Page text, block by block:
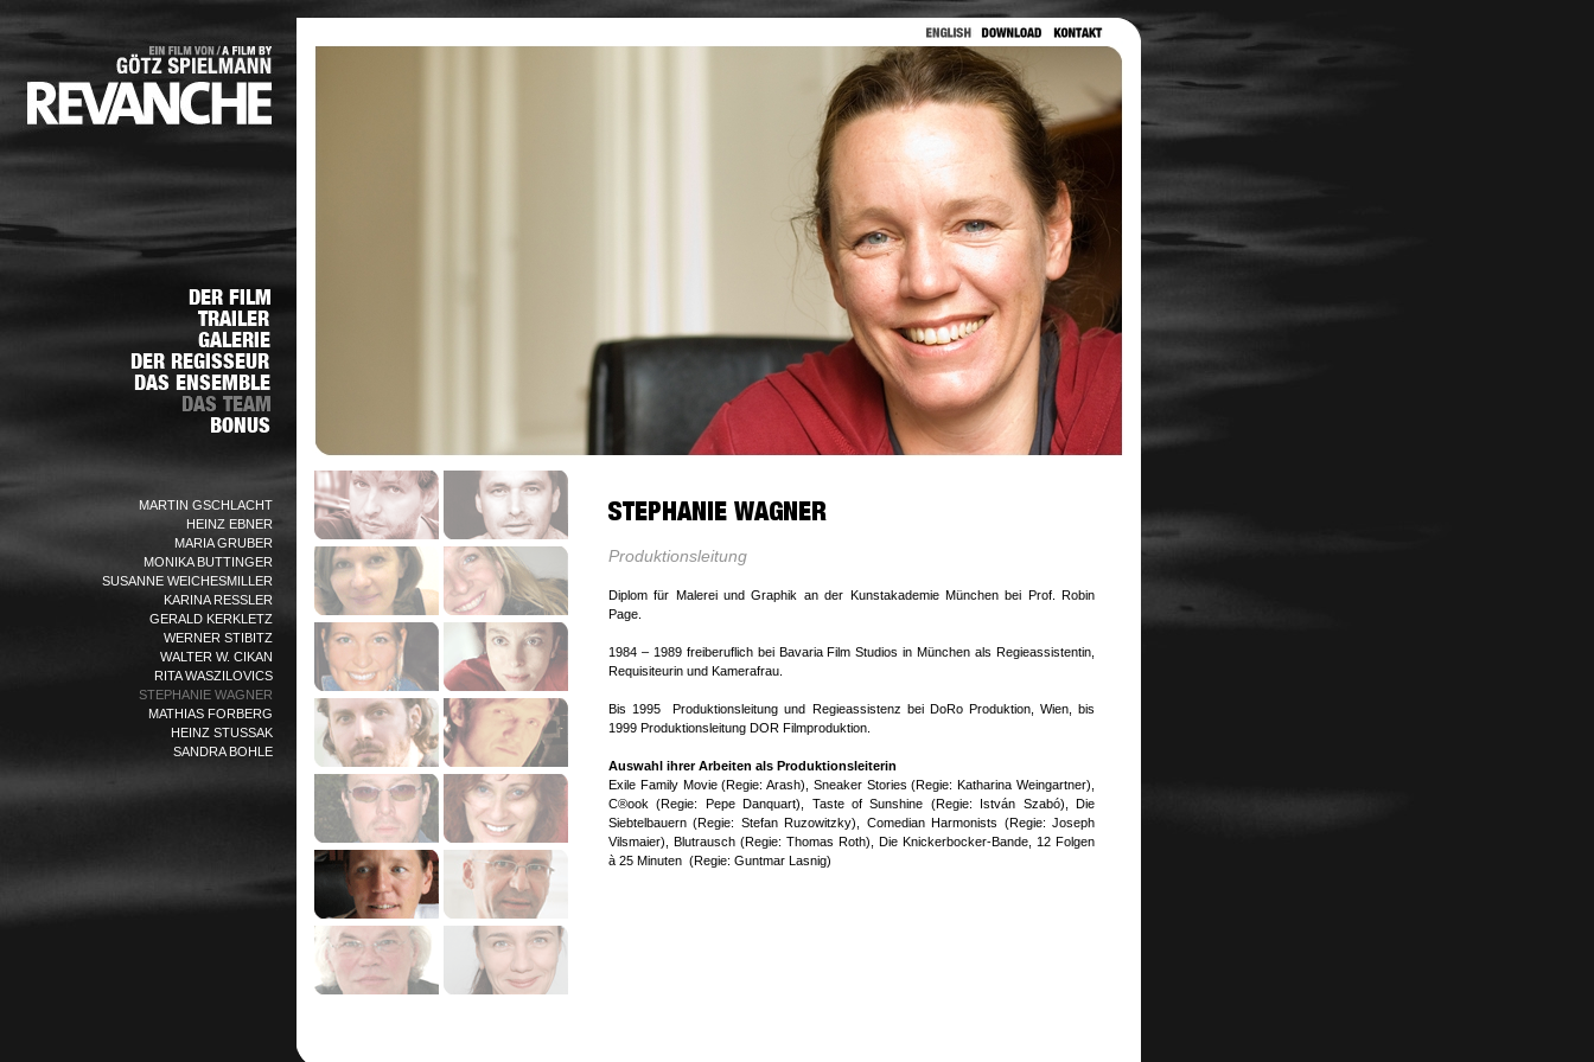
MARTIN GSCHLACHT
HEINZ EBNER
MARIA GRUBER
MONIKA BUTTINGER
SUSANNE WEICHESMILLER
KARINA RESSLER
GERALD KERKLETZ
WERNER STIBITZ
WALTER W. CIKAN
RITA WASZILOVICS
STEPHANIE WAGNER
MATHIAS FORBERG
HEINZ STUSSAK
SANDRA BOHLE
Produktionsleitung
Diplom für Malerei und Graphik an der Kunstakademie München bei Prof. Robin
Page.
1984 – 1989 freiberuflich bei Bavaria Film Studios in München als Regieassistentin,
Requisiteurin und Kamerafrau.
Bis 1995 Produktionsleitung und Regieassistenz bei DoRo Produktion, Wien, bis
1999 Produktionsleitung DOR Filmproduktion.
Auswahl ihrer Arbeiten als Produktionsleiterin
Exile Family Movie (Regie: Arash), Sneaker Stories (Regie: Katharina Weingartner),
C®ook (Regie: Pepe Danquart), Taste of Sunshine (Regie: István Szabó), Die
Siebtelbauern (Regie: Stefan Ruzowitzky), Comedian Harmonists (Regie: Joseph
Vilsmaier), Blutrausch (Regie: Thomas Roth), Die Knickerbocker-Bande, 12 Folgen
à 25 Minuten (Regie: Guntmar Lasnig)